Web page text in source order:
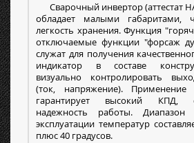
Сварочный инвертор (аттестат
обладает малыми габаритами,
легкость хранения. Функция
отключаемые функции "форсаж
служат для получения
индикатор в составе
визуально контролировать
(ток, напряжение). Применение
гарантирует высокий КПД,
надежность работы. Диапазон
эксплуатации температур
плюс 40 градусов.